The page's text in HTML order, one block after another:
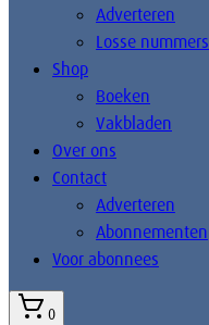
Adverteren
Losse nummers
Shop
Boeken
Vakbladen
Over ons
Contact
Adverteren
Abonnementen
Voor abonnees
0